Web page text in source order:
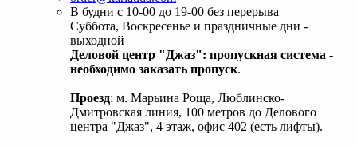
В будни с 10-00 до 19-00 без перерыва
Суббота, Воскресенье и праздничные дни -
выходной
Деловой центр "Джаз": пропускная система -
необходимо заказать пропуск.
Проезд: м. Марьина Роща, Люблинско-
Дмитровская линия, 100 метров до Делового
центра "Джаз", 4 этаж, офис 402 (есть лифты).